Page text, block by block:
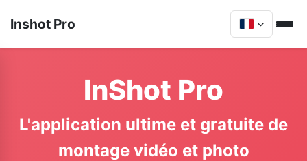
Inshot Pro
InShot Pro
L'application ultime et gratuite de
montage vidéo et photo